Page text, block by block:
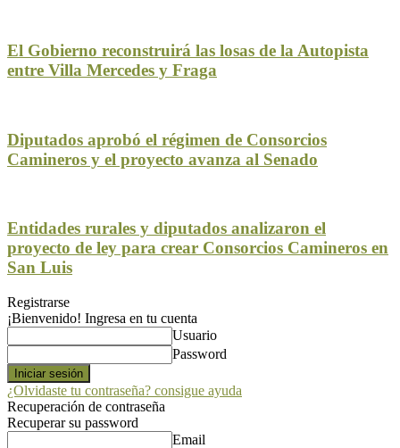
El Gobierno reconstruirá las losas de la Autopista
entre Villa Mercedes y Fraga
Diputados aprobó el régimen de Consorcios
Camineros y el proyecto avanza al Senado
Entidades rurales y diputados analizaron el
proyecto de ley para crear Consorcios Camineros en
San Luis
Registrarse
¡Bienvenido! Ingresa en tu cuenta
Usuario
Password
¿Olvidaste tu contraseña? consigue ayuda
Recuperación de contraseña
Recuperar su password
Email